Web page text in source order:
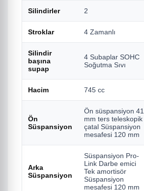
Silindirler 2
Stroklar 4 Zamanlı
Silindir
başına
supap
4 Subaplar SOHC
Soğutma Sıvı
Hacim 745 cc
Ön
Süspansiyon
Ön süspansiyon 41
mm ters teleskopik
çatal Süspansiyon
mesafesi 120 mm
Arka
Süspansiyon
Süspansiyon Pro-
Link Darbe emici
Tek amortisör
Süspansiyon
mesafesi 120 mm